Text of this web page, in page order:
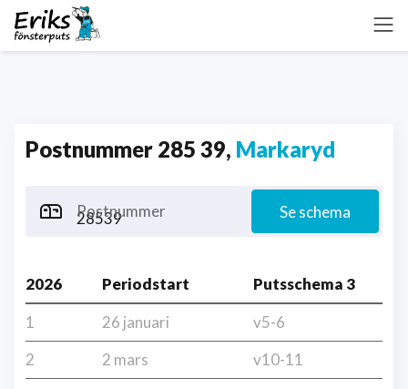
Postnummer 285 39, Markaryd
Postnummer Se schema
2026 Periodstart
Putsschema 3
1
26 januari
v5-6
2
2 mars
v10-11